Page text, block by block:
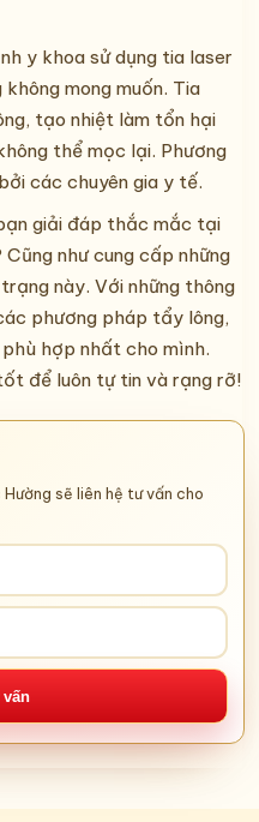
y khoa sử dụng tia laser
mong muốn. Tia
tạo nhiệt làm tổn hại
thể mọc lại. Phương
các chuyên gia y tế.
giải đáp thắc mắc tại
như cung cấp những
này. Với những thông
phương pháp tẩy lông,
hợp nhất cho mình.
để luôn tự tin và rạng rỡ!
sẽ liên hệ tư vấn cho